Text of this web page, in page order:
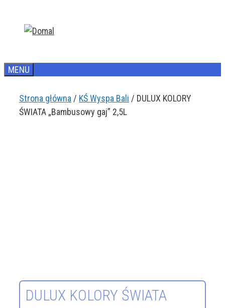
MENU
Strona główna / KŚ Wyspa Bali / DULUX KOLORY
ŚWIATA „Bambusowy gaj” 2,5L
DULUX KOLORY ŚWIATA